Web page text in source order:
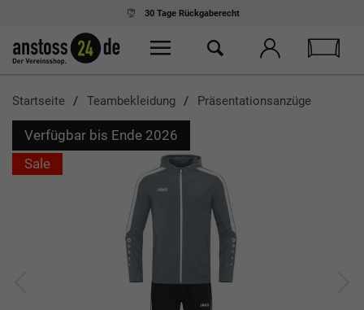
30 Tage Rückgaberecht
Startseite Teambekleidung Präsentationsanzüge
Verfügbar bis Ende 2026
Sale